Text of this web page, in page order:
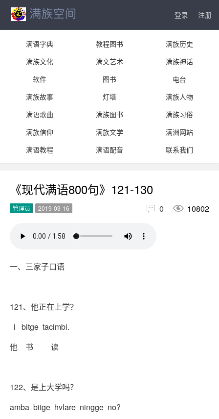
登录 注册
满语字典 教程图书
满族历史
满族文化
满文艺术
满族神话
软件
图书
电台
满族故事
灯塔
满族人物
满语歌曲
满族图书
满族习俗
满族信仰
满族文学
满洲网站
满语教程
满语配音 联系我们
《现代满语800句》121-130
管理员 2019-03-16  0  10802
一、三家子口语
121、他正在上学？
i bitge tacimbi.
他 书 读
122、是上大学吗？
amba bitge hvlare ningge no?